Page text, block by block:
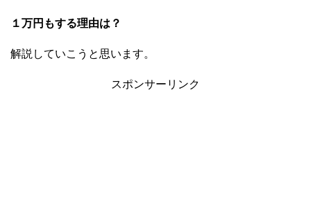
１万円もする理由は？
解説していこうと思います。
スポンサーリンク